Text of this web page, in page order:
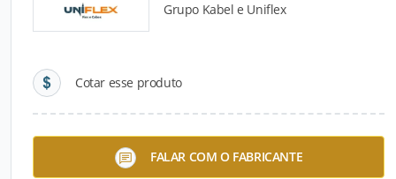
Grupo Kabel e Uniflex
Cotar esse produto
FALAR COM O FABRICANTE
Detalhes do produto
Descrição do Produto
O Cabo Cordão Paralelo Bitola 2 mm x 2,5 mm é
ideal para tensões nominais de até 300 V. É